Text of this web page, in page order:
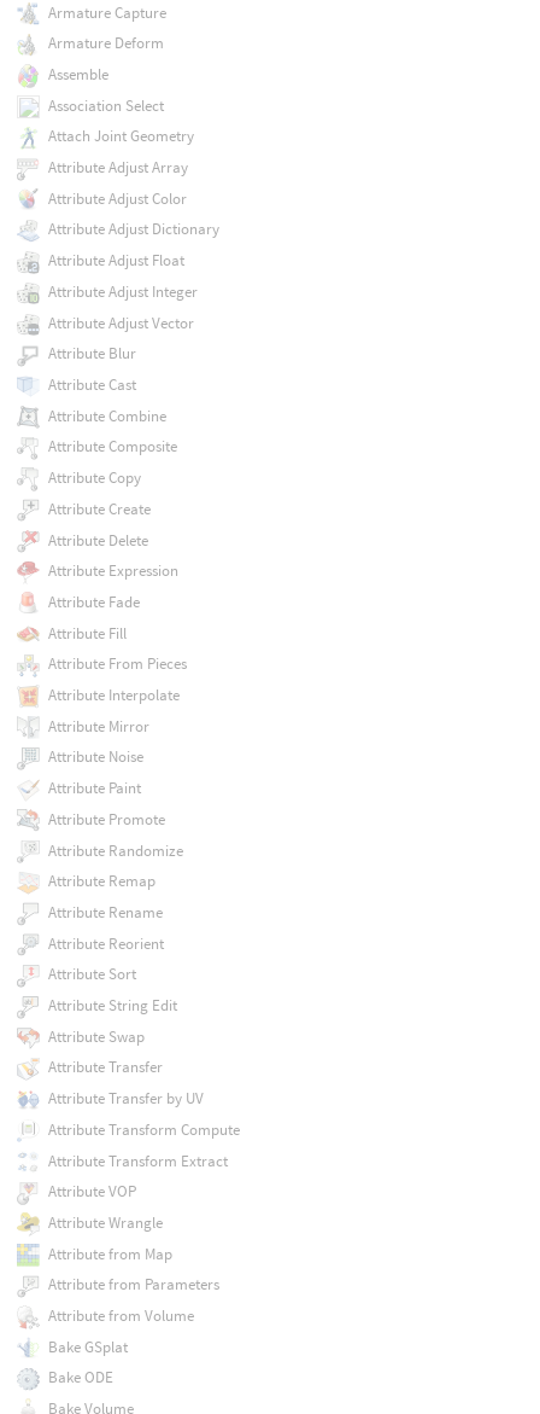
Armature Capture
Armature Deform
Assemble
Association Select
Attach Joint Geometry
Attribute Adjust Array
Attribute Adjust Color
Attribute Adjust Dictionary
Attribute Adjust Float
Attribute Adjust Integer
Attribute Adjust Vector
Attribute Blur
Attribute Cast
Attribute Combine
Attribute Composite
Attribute Copy
Attribute Create
Attribute Delete
Attribute Expression
Attribute Fade
Attribute Fill
Attribute From Pieces
Attribute Interpolate
Attribute Mirror
Attribute Noise
Attribute Paint
Attribute Promote
Attribute Randomize
Attribute Remap
Attribute Rename
Attribute Reorient
Attribute Sort
Attribute String Edit
Attribute Swap
Attribute Transfer
Attribute Transfer by UV
Attribute Transform Compute
Attribute Transform Extract
Attribute VOP
Attribute Wrangle
Attribute from Map
Attribute from Parameters
Attribute from Volume
Bake GSplat
Bake ODE
Bake Volume